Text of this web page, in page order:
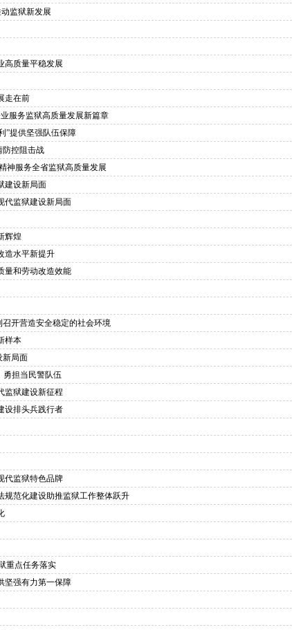
监狱新发展
高质量平稳发展
走在前
服务监狱高质量发展新篇章
”提供坚强队伍保障
控阻击战
神服务全省监狱高质量发展
建设新局面
代监狱建设新局面
辉煌
造水平新提升
量和劳动改造效能
开营造安全稳定的社会环境
样本
新局面
勇担当民警队伍
监狱建设新征程
设排头兵践行者
代监狱特色品牌
规范化建设助推监狱工作整体跃升
重点任务落实
坚强有力第一保障